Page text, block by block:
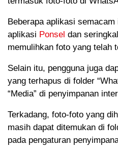
Beberapa aplikasi
aplikasi Ponsel dan
memulihkan foto yang telah
Selain itu, pengguna juga
yang terhapus di folder
“Media” di penyimpanan
Terkadang, foto-foto yang
masih dapat ditemukan di
pada pengaturan